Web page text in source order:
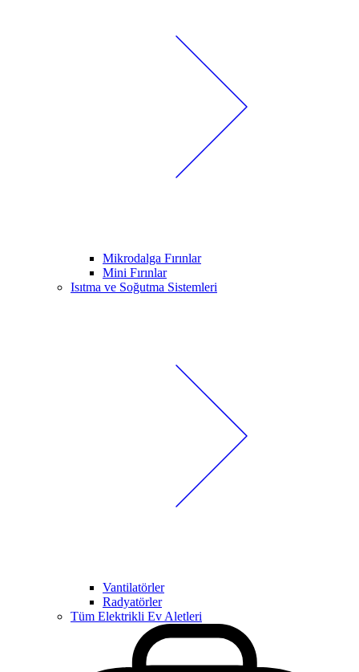
Mikrodalga Fırınlar
Mini Fırınlar
Isıtma ve Soğutma Sistemleri
Vantilatörler
Radyatörler
Tüm Elektrikli Ev Aletleri